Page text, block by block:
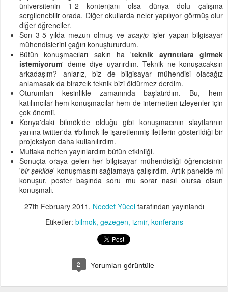
üniversitenin 1-2 kontenjanı olsa dünya dolu çalışma
sergilenebilir orada. Diğer okullarda neler yapılıyor görmüş olur
diğer öğrenciler.
Son 3-5 yılda mezun olmuş ve acayip işler yapan bilgisayar
mühendislerini çağırı konuştururdum.
Bütün konuşmacıları sakın ha 'teknik ayrıntılara girmek
istemiyorum' deme diye uyarırdım. Teknik ne konuşacaksın
arkadaşım? anlarız, biz de bilgisayar mühendisi olacağız
anlamasak da birazcık teknik bizi öldürmez derdim.
Oturumları kesinlikle zamanında başlatırdım. Bu, hem
katılımcılar hem konuşmacılar hem de internetten izleyenler için
çok önemli.
Konya'daki bilmök'de olduğu gibi konuşmacının slaytlarının
yanına twitter'da #bilmok ile işaretlenmiş iletilerin gösterildiği bir
projeksiyon daha kullanılırdım.
Mutlaka netten yayınlardım bütün etkinliği.
Sonuçta oraya gelen her bilgisayar mühendisliği öğrencisinin
'bir şekilde' konuşmasını sağlamaya çalışırdım. Artık panelde mi
konuşur, poster başında soru mu sorar nasıl olursa olsun
konuşmalı.
27th February 2011 , Necdet Yüceltarafından yayınlandı
Etiketler: bilmok gezegen izmir konferans
2 Yorumları görüntüle